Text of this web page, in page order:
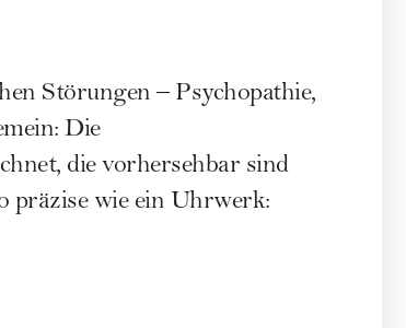
Störungen – Psychopathie,
Die
die vorhersehbar sind
präzise wie ein Uhrwerk: